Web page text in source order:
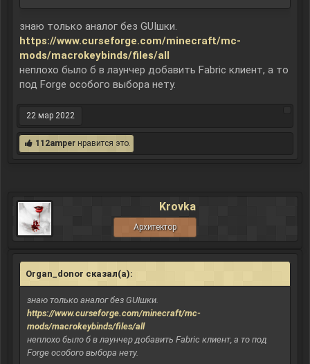
знаю только аналог без GUIшки.
https://www.curseforge.com/minecraft/mc-
mods/macrokeybinds/files/all
неплохо было б в лаунчер добавить Fabric клиент, а то
под Forge особого выбора нету.
22 мар 2022
112amper нравится это.
Krovka
Архитектор
Organ_donor сказал(а):
знаю только аналог без GUIшки.
https://www.curseforge.com/minecraft/mc-
mods/macrokeybinds/files/all
неплохо было б в лаунчер добавить Fabric клиент, а то под
Forge особого выбора нету.